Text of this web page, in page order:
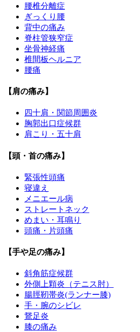
腰椎分離症
ぎっくり腰
背中の痛み
脊柱管狭窄症
坐骨神経痛
椎間板ヘルニア
腰痛
【肩の痛み】
四十肩・関節周囲炎
胸郭出口症候群
肩こり・五十肩
【頭・首の痛み】
緊張性頭痛
寝違え
メニエール病
ストレートネック
めまい・耳鳴り
頭痛・片頭痛
【手や足の痛み】
斜角筋症候群
外側上顆炎（テニス肘）
腸脛靭帯炎(ランナー膝)
手・腕のシビレ
鵞足炎
膝の痛み